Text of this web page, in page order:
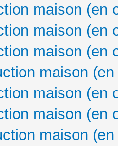
maison (en
maison (en
maison (en
maison
maison (en
maison (en
maison